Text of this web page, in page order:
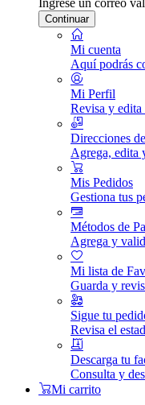
Continuar
Mi cuenta
Aquí podrás
Mi Perfil
Revisa y edita
Direcciones
Agrega, edita
Mis Pedidos
Gestiona tus
Métodos de
Agrega y
Mi lista de
Guarda y
Sigue tu
Revisa el
Descarga tu
Consulta y
Mi carrito